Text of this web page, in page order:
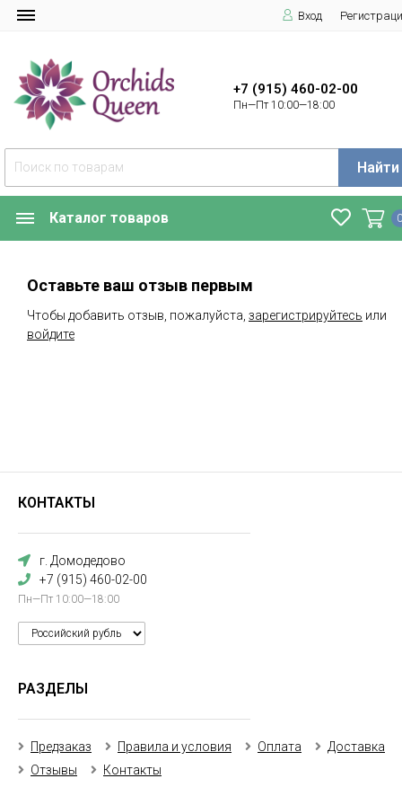
Вход
+7 (915) 460-02-00
Пн—Пт 10:00—18:00
Найти
Каталог товаров
Оставьте ваш отзыв первым
Чтобы добавить отзыв, пожалуйста, зарегистрируйтесь или
войдите
КОНТАКТЫ
г. Домодедово
+7 (915) 460-02-00
Пн—Пт 10:00—18:00
РАЗДЕЛЫ
Предзаказ Правила и условия Оплата
Доставка
Отзывы
Контакты